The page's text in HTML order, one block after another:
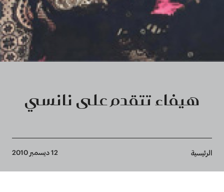
هيفاء تتقدم على نانسي
Breadcrumb
الرئيسية 12 ديسمبر 2010